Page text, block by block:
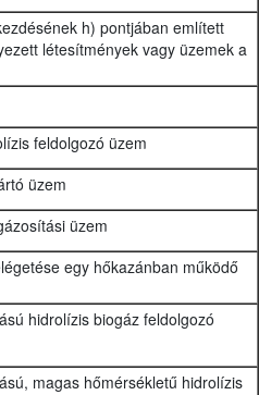
h) pontjában említett
létesítmények vagy üzemek a
feldolgozó üzem
üzem
üzem
egy hőkazánban működő
hidrolízis biogáz feldolgozó
magas hőmérsékletű hidrolízis